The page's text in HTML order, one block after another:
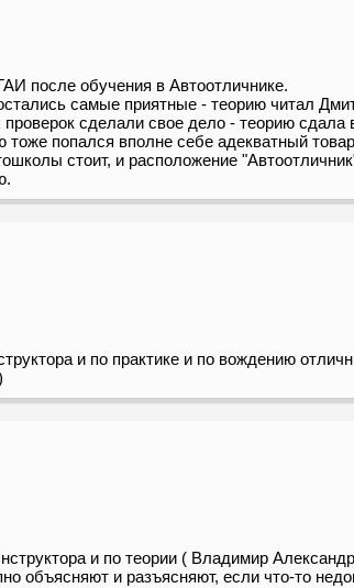
после обучения в Автоотличнике.
самые приятные - теорию читал
сделали свое дело - теорию сдала
тоже попался вполне себе адекватный
стоит, и расположение
и по практике и по вождению
и по теории ( Владимир
объясняют и разъясняют, если что-то